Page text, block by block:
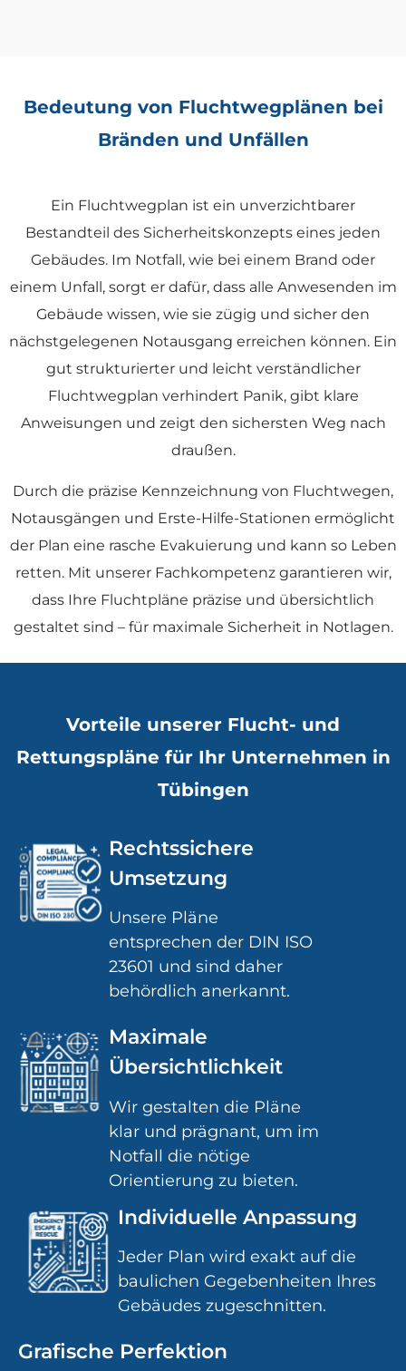
Bedeutung von Fluchtwegplänen bei
Bränden und Unfällen
Ein Fluchtwegplan ist ein unverzichtbarer
Bestandteil des Sicherheitskonzepts eines jeden
Gebäudes. Im Notfall, wie bei einem Brand oder
einem Unfall, sorgt er dafür, dass alle Anwesenden im
Gebäude wissen, wie sie zügig und sicher den
nächstgelegenen Notausgang erreichen können. Ein
gut strukturierter und leicht verständlicher
Fluchtwegplan verhindert Panik, gibt klare
Anweisungen und zeigt den sichersten Weg nach
draußen.
Durch die präzise Kennzeichnung von Fluchtwegen,
Notausgängen und Erste-Hilfe-Stationen ermöglicht
der Plan eine rasche Evakuierung und kann so Leben
retten. Mit unserer Fachkompetenz garantieren wir,
dass Ihre Fluchtpläne präzise und übersichtlich
gestaltet sind – für maximale Sicherheit in Notlagen.
Vorteile unserer Flucht- und
Rettungspläne für Ihr Unternehmen in
Tübingen
Rechtssichere
Umsetzung
Unsere Pläne
entsprechen der DIN ISO
23601 und sind daher
behördlich anerkannt.
Maximale
Übersichtlichkeit
Wir gestalten die Pläne
klar und prägnant, um im
Notfall die nötige
Orientierung zu bieten.
Individuelle Anpassung
Jeder Plan wird exakt auf die
baulichen Gegebenheiten Ihres
Gebäudes zugeschnitten.
Grafische Perfektion